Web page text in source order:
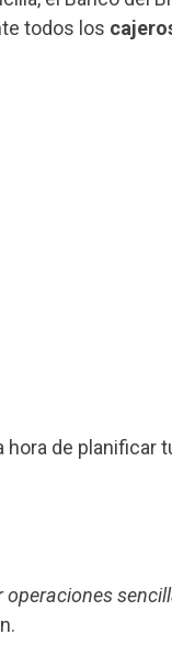
todos los
hora de planificar